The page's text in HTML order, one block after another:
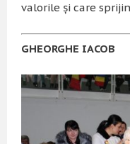
valorile şi care
GHEORGHE IACOB